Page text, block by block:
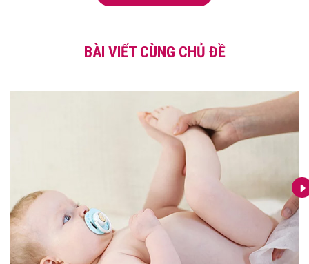
BÀI VIẾT CÙNG CHỦ ĐỀ